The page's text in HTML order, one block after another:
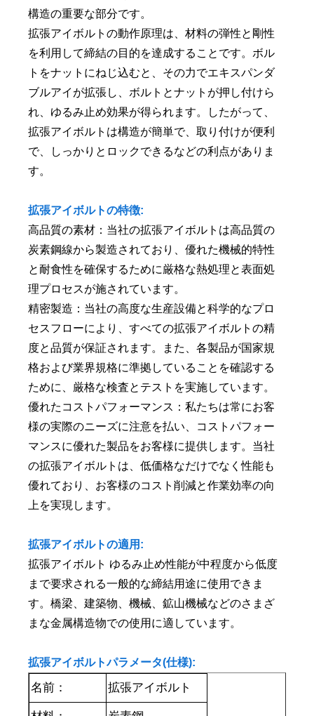
構造の重要な部分です。
拡張アイボルトの動作原理は、材料の弾性と剛性
を利用して締結の目的を達成することです。ボル
トをナットにねじ込むと、その力でエキスパンダ
ブルアイが拡張し、ボルトとナットが押し付けら
れ、ゆるみ止め効果が得られます。したがって、
拡張アイボルトは構造が簡単で、取り付けが便利
で、しっかりとロックできるなどの利点がありま
す。
拡張アイボルトの特徴:
高品質の素材：当社の拡張アイボルトは高品質の
炭素鋼線から製造されており、優れた機械的特性
と耐食性を確保するために厳格な熱処理と表面処
理プロセスが施されています。
精密製造：当社の高度な生産設備と科学的なプロ
セスフローにより、すべての拡張アイボルトの精
度と品質が保証されます。また、各製品が国家規
格および業界規格に準拠していることを確認する
ために、厳格な検査とテストを実施しています。
優れたコストパフォーマンス：私たちは常にお客
様の実際のニーズに注意を払い、コストパフォー
マンスに優れた製品をお客様に提供します。当社
の拡張アイボルトは、低価格なだけでなく性能も
優れており、お客様のコスト削減と作業効率の向
上を実現します。
拡張アイボルトの適用:
拡張アイボルト ゆるみ止め性能が中程度から低度
まで要求される一般的な締結用途に使用できま
す。橋梁、建築物、機械、鉱山機械などのさまざ
まな金属構造物での使用に適しています。
拡張アイボルトパラメータ(仕様):
名前： 拡張アイボルト